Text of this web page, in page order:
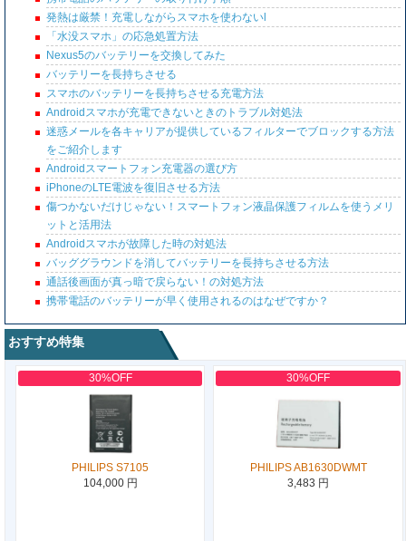
発熱は厳禁！充電しながらスマホを使わないl
「水没スマホ」の応急処置方法
Nexus5のバッテリーを交換してみた
バッテリーを長持ちさせる
スマホのバッテリーを長持ちさせる充電方法
Androidスマホが充電できないときのトラブル対処法
迷惑メールを各キャリアが提供しているフィルターでブロックする方法
をご紹介します
Androidスマートフォン充電器の選び方
iPhoneのLTE電波を復旧させる方法
傷つかないだけじゃない！スマートフォン液晶保護フィルムを使うメリ
ットと活用法
Androidスマホが故障した時の対処法
バッググラウンドを消してバッテリーを長持ちさせる方法
通話後画面が真っ暗で戻らない！の対処方法
携帯電話のバッテリーが早く使用されるのはなぜですか？
おすすめ特集
30%OFF
PHILIPS S7105
104,000 円
30%OFF
PHILIPS AB1630DWMT
3,483 円